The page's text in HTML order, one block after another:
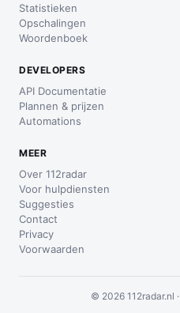
Statistieken
Opschalingen
Woordenboek
DEVELOPERS
API Documentatie
Plannen & prijzen
Automations
MEER
Over 112radar
Voor hulpdiensten
Suggesties
Contact
Privacy
Voorwaarden
© 2026 112radar.nl ·